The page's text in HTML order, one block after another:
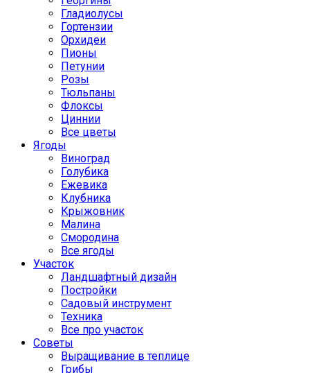
Гладиолусы
Гортензии
Орхидеи
Пионы
Петунии
Розы
Тюльпаны
Флоксы
Циннии
Все цветы
Ягоды
Виноград
Голубика
Ежевика
Клубника
Крыжовник
Малина
Смородина
Все ягоды
Участок
Ландшафтный дизайн
Постройки
Садовый инструмент
Техника
Все про участок
Советы
Выращивание в теплице
Грибы